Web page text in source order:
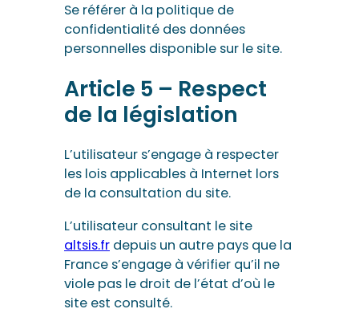
Se référer à la politique de
confidentialité des données
personnelles disponible sur le site.
Article 5 – Respect
de la législation
L’utilisateur s’engage à respecter
les lois applicables à Internet lors
de la consultation du site.
L’utilisateur consultant le site
altsis.fr depuis un autre pays que la
France s’engage à vérifier qu’il ne
viole pas le droit de l’état d’où le
site est consulté.